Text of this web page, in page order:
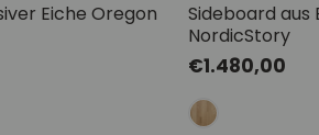
Eiche Oregon
Sideboard aus
NordicStory
Normaler
Preis
€1.480,00